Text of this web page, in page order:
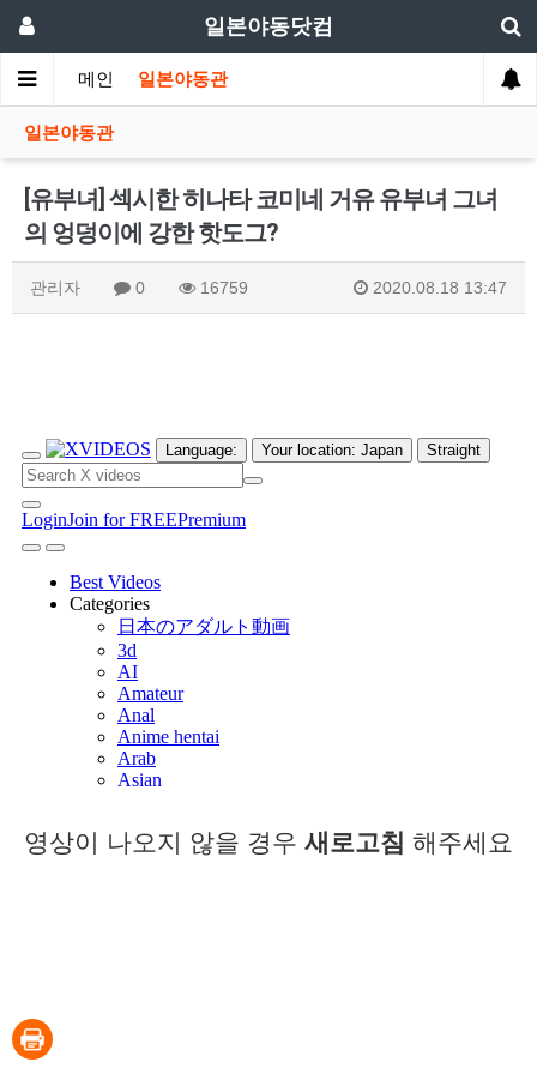
일본야동닷컴
메인 일본야동관
일본야동관
[유부녀] 섹시한 히나타 코미네 거유 유부녀 그녀
의 엉덩이에 강한 핫도그?
관리자 0 16759 2020.08.18 13:47
영상이 나오지 않을 경우 새로고침 해주세요